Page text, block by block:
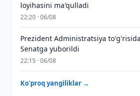
loyihasini ma'qulladi
22:20 · 06/08
Prezident Administratsiya
Senatga yuborildi
22:15 · 06/08
Ko'proq yangiliklar →